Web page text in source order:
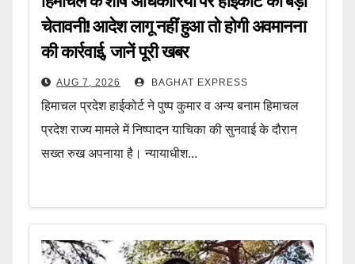
चेतावनी! आदेश लागू नहीं हुआ तो होगी अवमानना
की कार्रवाई, जानें पूरी खबर
AUG 7, 2026 BAGHAT EXPRESS
हिमाचल प्रदेश हाईकोर्ट ने पुष्प कुमार व अन्य बनाम हिमाचल
प्रदेश राज्य मामले में निष्पादन याचिका की सुनवाई के दौरान
सख्त रुख अपनाया है। न्यायाधीश...